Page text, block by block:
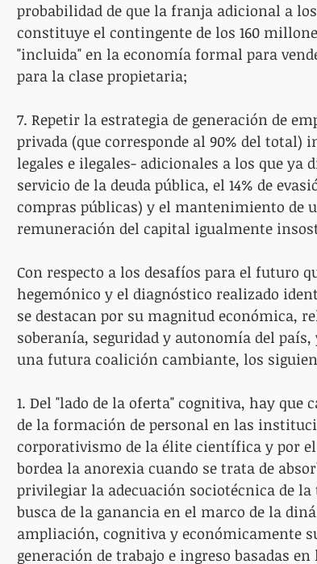
probabilidad de que la franja adicional a
constituye el contingente de los 160
"incluida" en la economía formal para
para la clase propietaria;
7. Repetir la estrategia de generación de
privada (que corresponde al 90% del
legales e ilegales- adicionales a los que ya
servicio de la deuda pública, el 14% de
compras públicas) y el mantenimiento de
remuneración del capital igualmente
Con respecto a los desafíos para el futuro
hegemónico y el diagnóstico realizado
se destacan por su magnitud económica,
soberanía, seguridad y autonomía del
una futura coalición cambiante, los
1. Del "lado de la oferta" cognitiva, hay
de la formación de personal en las
corporativismo de la élite científica y por
bordea la anorexia cuando se trata de
privilegiar la adecuación sociotécnica de
busca de la ganancia en el marco de la
ampliación, cognitiva y económicamente
generación de trabajo e ingreso basadas